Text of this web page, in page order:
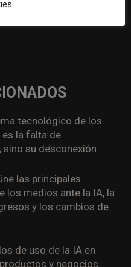
tecnológico de los
la falta de
sino su desconexión
las principales
los medios ante la IA, la
y los cambios de
de uso de la IA en
y negocios